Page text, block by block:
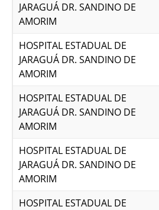
JARAGUÁ DR. SANDINO DE
AMORIM
HOSPITAL ESTADUAL DE
JARAGUÁ DR. SANDINO DE
AMORIM
HOSPITAL ESTADUAL DE
JARAGUÁ DR. SANDINO DE
AMORIM
HOSPITAL ESTADUAL DE
JARAGUÁ DR. SANDINO DE
AMORIM
HOSPITAL ESTADUAL DE